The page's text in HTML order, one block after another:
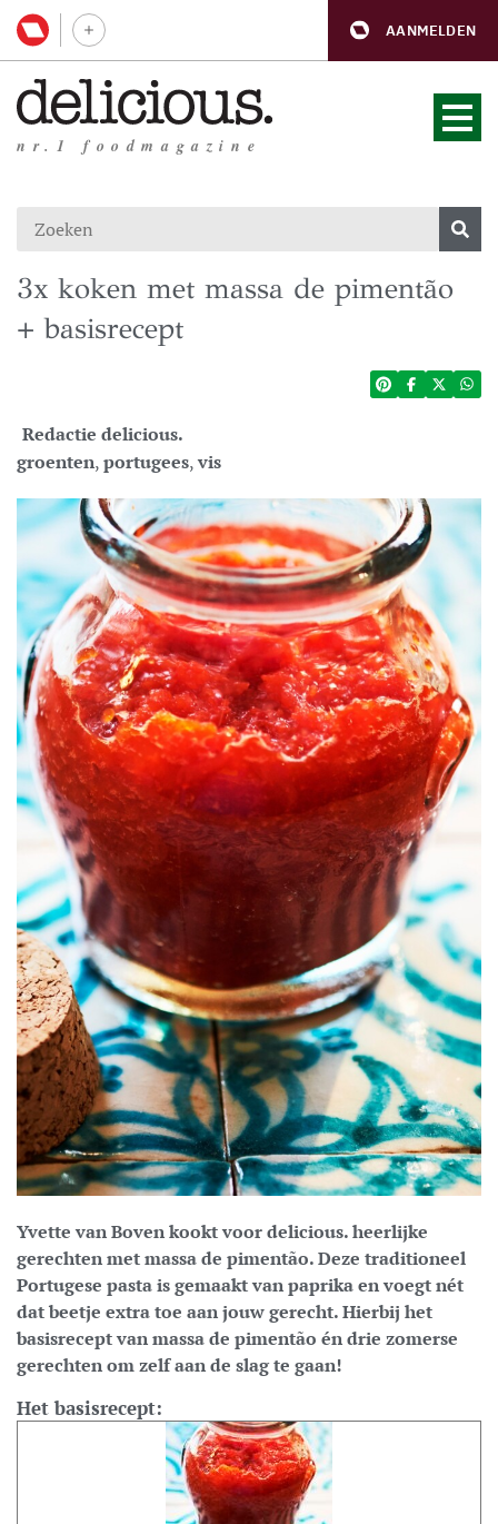
AANMELDEN
nr.1 foodmagazine
3x koken met massa de pimentão
+ basisrecept
Redactie delicious.
groenten,portugees,vis
Yvette van Boven kookt voor delicious. heerlijke
gerechten met massa de pimentão. Deze traditioneel
Portugese pasta is gemaakt van paprika en voegt nét
dat beetje extra toe aan jouw gerecht. Hierbij het
basisrecept van massa de pimentão én drie zomerse
gerechten om zelf aan de slag te gaan!
Het basisrecept: